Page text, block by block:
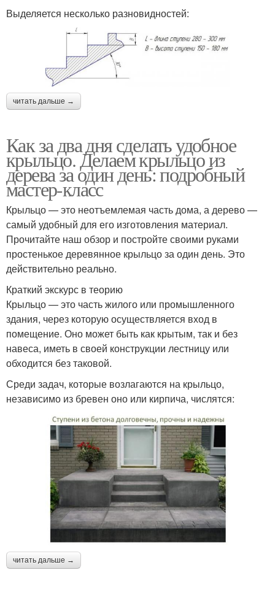
Выделяется несколько разновидностей:
читать дальше →
Как за два дня сделать удобное
крыльцо. Делаем крыльцо из
дерева за один день: подробный
мастер-класс
Крыльцо — это неотъемлемая часть дома, а дерево —
самый удобный для его изготовления материал.
Прочитайте наш обзор и постройте своими руками
простенькое деревянное крыльцо за один день. Это
действительно реально.
Краткий экскурс в теорию
Крыльцо — это часть жилого или промышленного
здания, через которую осуществляется вход в
помещение. Оно может быть как крытым, так и без
навеса, иметь в своей конструкции лестницу или
обходится без таковой.
Среди задач, которые возлагаются на крыльцо,
независимо из бревен оно или кирпича, числятся:
читать дальше →